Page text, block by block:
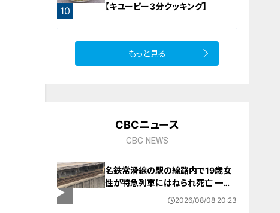
10
【キユーピー３分クッキング】
もっと見る
CBCニュース
CBC NEWS
名鉄常滑線の駅の線路内で19歳女
性が特急列車にはねられ死亡 一部
区間で一時運転見合わせに お盆休
2026/08/08 20:23